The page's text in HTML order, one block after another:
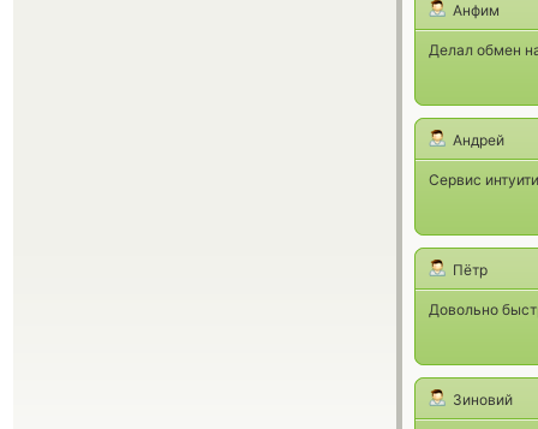
Анфим
Делал обмен
Андрей
Сервис
Пётр
Довольно
Зиновий